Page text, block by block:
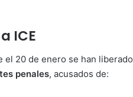
ICE
el 20 de enero se han liberado
penales, acusados de: